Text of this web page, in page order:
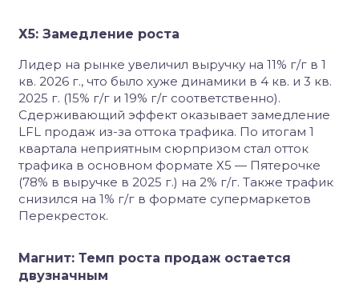
Х5: Замедление роста
Лидер на рынке увеличил выручку на 11% г/г в 1
кв. 2026 г., что было хуже динамики в 4 кв. и 3 кв.
2025 г. (15% г/г и 19% г/г соответственно).
Сдерживающий эффект оказывает замедление
LFL продаж из-за оттока трафика. По итогам 1
квартала неприятным сюрпризом стал отток
трафика в основном формате Х5 — Пятерочке
(78% в выручке в 2025 г.) на 2% г/г. Также трафик
снизился на 1% г/г в формате супермаркетов
Перекресток.
Магнит: Темп роста продаж остается
двузначным